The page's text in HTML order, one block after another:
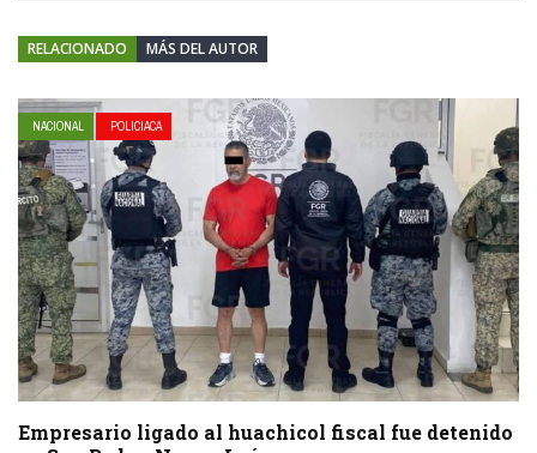
RELACIONADO MÁS DEL AUTOR
NACIONAL POLICIACA
Empresario ligado al huachicol fiscal fue detenido